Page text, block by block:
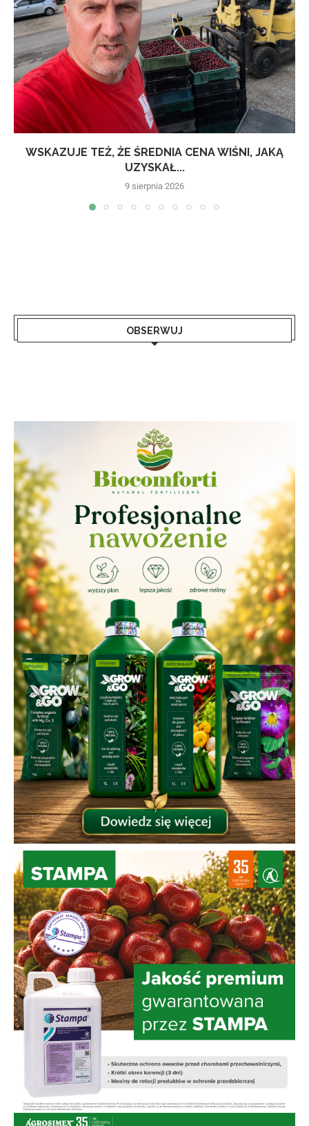
WSKAZUJE TEŻ, ŻE ŚREDNIA CENA WIŚNI, JAKĄ
UZYSKAŁ...
9 sierpnia 2026
OBSERWUJ